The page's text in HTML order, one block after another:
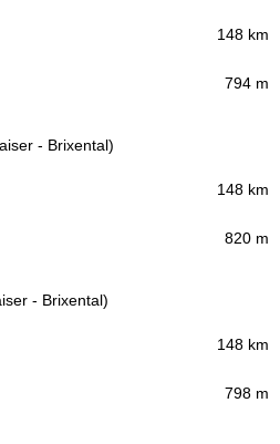
148 km
794 m
- Brixental)
148 km
820 m
- Brixental)
148 km
798 m